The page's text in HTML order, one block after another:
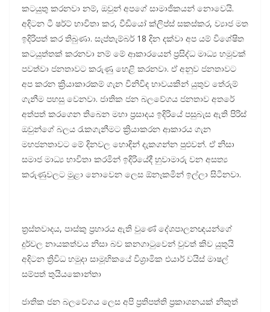
කටයුතු කරනවා නම්, ඔවුන් අපගේ සාමාජිකයන් නොවෙයි.
අදිටන ටී ෂර්ට් භාවිතා කර, වීඩියෝ ක්ලිප්ස් සකස්කර, ව්‍යාජ මත
ඉදිරිපත් කර තිබුණා. සැප්තැම්බර් 18 දින දක්වා අප යම් විශේෂිත
කටයුත්තක් කරනවා නම් මේ ආකාරයෙන් ප්‍රසිද්ධ මාධ්‍ය හමුවක්
පවත්වා ජනතාවට කරුණු හෙළි කරනවා. ඒ අනුව ජනතාවට
අප කරන ක්‍රියාකාරකම් ගැන විනිවිද භාවයකින් යුතුව තේරුම්
ගැනීම පහසු වෙනවා. ජාතික ජන බලවේගය ජනතාව අතරේ
අත්පත් කරගෙන තිබෙන මහා ප්‍රසාදය ඉදිරියේ පසුබැස ඇති පිරිස්
ඔවුන්ගේ බලය රැකගැනීමට ක්‍රියාකරන ආකාරය ගැන
මහජනතාවට මේ දිනවල හොඳින් දැකගන්න පුළුවන්. ඒ නිසා
සමාජ මාධ්‍ය භාවිතා කරමින් ඉදිරියේදී හුවාමාරු වන අසත්‍ය
කරුණුවලට මුළා නොවෙන ලෙස ඕනෑකමින් ඉල්ලා සිටිනවා.
ත්‍රස්තවාදය, පාස්කු ප්‍රහාරය ඇති වුණේ දේශපාලනඥයන්ගේ
දුර්වල නායකත්වය නිසා බව කනගාටුවෙන් වුවත් කිව යුතුයි
අදිටන ත්‍රිවිධ හමුදා සාමූහිකයේ විශ්‍රාමික එයාර් වයිස් මාෂල්
සම්පත් තුයියකොන්තා
ජාතික ජන බලවේගය ලෙස අපි ප්‍රතිපත්ති ප්‍රකාශනයක් නිකුත්